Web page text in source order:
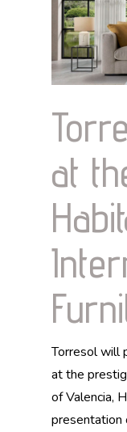
at
Torresol will
at the
of Valencia,
presentation